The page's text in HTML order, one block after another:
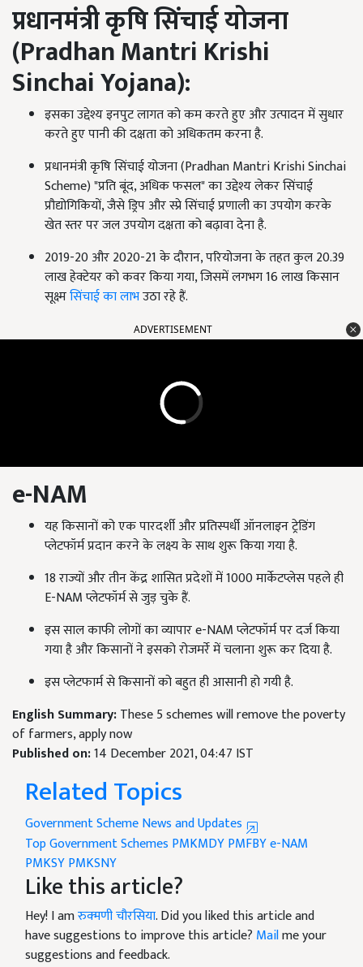
प्रधानमंत्री कृषि सिंचाई योजना
(Pradhan Mantri Krishi
Sinchai Yojana):
इसका उद्देश्य इनपुट लागत को कम करते हुए और उत्पादन में सुधार
करते हुए पानी की दक्षता को अधिकतम करना है.
प्रधानमंत्री कृषि सिंचाई योजना (Pradhan Mantri Krishi Sinchai
Scheme) "प्रति बूंद, अधिक फसल" का उद्देश्य लेकर सिंचाई
प्रौद्योगिकियों, जैसे ड्रिप और स्प्रे सिंचाई प्रणाली का उपयोग करके
खेत स्तर पर जल उपयोग दक्षता को बढ़ावा देना है.
2019-20 और 2020-21 के दौरान, परियोजना के तहत कुल 20.39
लाख हेक्टेयर को कवर किया गया, जिसमें लगभग 16 लाख किसान
सूक्ष्मसिंचाई का लाभउठा रहे हैं.
ADVERTISEMENT
e-NAM
यह किसानों को एक पारदर्शी और प्रतिस्पर्धी ऑनलाइन ट्रेडिंग
प्लेटफॉर्म प्रदान करने के लक्ष्य के साथ शुरू किया गया है.
18 राज्यों और तीन केंद्र शासित प्रदेशों में 1000 मार्केटप्लेस पहले ही
E-NAM प्लेटफॉर्म से जुड़ चुके हैं.
इस साल काफी लोगों का व्यापार e-NAM प्लेटफॉर्म पर दर्ज किया
गया है और किसानों ने इसको रोजमर्रे में चलाना शुरू कर दिया है.
इस प्लेटफार्म से किसानों को बहुत ही आसानी हो गयी है.
English Summary:These 5 schemes will remove the poverty
of farmers, apply now
Published on:14 December 2021, 04:47 IST
Related Topics
Government Scheme News and Updates
Top Government Schemes PMKMDYPMFBYe-NAM
PMKSYPMKSNY
Like this article?
Hey! I amरुक्मणी चौरसिया. Did you liked this article and
have suggestions to improve this article? Mailme your
suggestions and feedback.